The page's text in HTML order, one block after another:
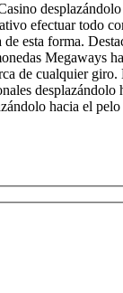
efectuar todo
esta forma.
Megaways
de cualquier
hacia el